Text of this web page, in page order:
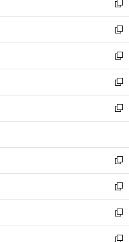
く
で
開
く
ド
ウ
で
開
く
ィ
ン
ド
ウ
で
開
く
い
ウ
ィ
ン
ド
ウ
で
開
く
新
し
い
ウ
ィ
ン
ド
ウ
で
開
新
し
い
ウ
ィ
ン
ド
ウ
開
く
新
し
い
ウ
ィ
ン
ウ
で
開
く
新
し
い
ウ
ン
ド
ウ
で
開
く
新
し
ウ
ィ
ン
ド
ウ
で
開
く
新
し
い
ウ
ィ
ン
ド
新
し
い
ウ
新
し